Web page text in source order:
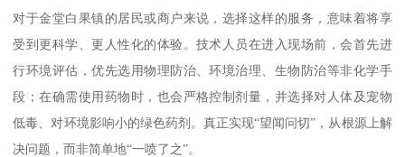
对于金堂白果镇的居民或商户来说，选择这样的服务，意味着将享
受到更科学、更人性化的体验。技术人员在进入现场前，会首先进
行环境评估，优先选用物理防治、环境治理、生物防治等非化学手
段；在确需使用药物时，也会严格控制剂量，并选择对人体及宠物
低毒、对环境影响小的绿色药剂。真正实现“望闻问切”，从根源上解
决问题，而非简单地“一喷了之”。